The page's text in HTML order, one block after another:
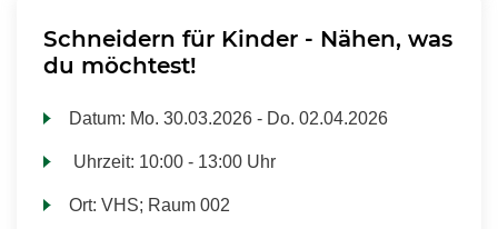
Schneidern für Kinder - Nähen, was
du möchtest!
Datum: Mo. 30.03.2026 - Do. 02.04.2026
Uhrzeit: 10:00 - 13:00 Uhr
Ort:VHS; Raum 002